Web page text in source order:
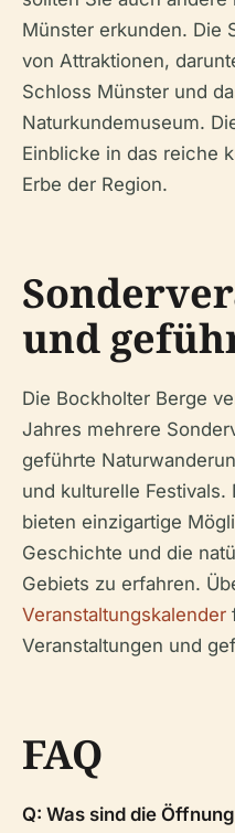
Münster erkunden. Die
von Attraktionen,
Schloss Münster und
Naturkundemuseum.
Einblicke in das reiche
Erbe der Region.
und
Die Bockholter Berge
Jahres mehrere
geführte
und kulturelle Festivals.
bieten einzigartige
Geschichte und die
Gebiets zu erfahren.
Veranstaltungskalender
Veranstaltungen und
FAQ
Q: Was sind die